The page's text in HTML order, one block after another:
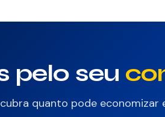
pelo seu
quanto pode economizar